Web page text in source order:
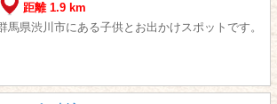
距離 1.9 km
馬県渋川市にある子供とお出かけスポットです。